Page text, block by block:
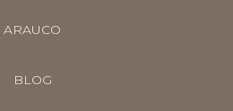
ARAUCO
BLOG